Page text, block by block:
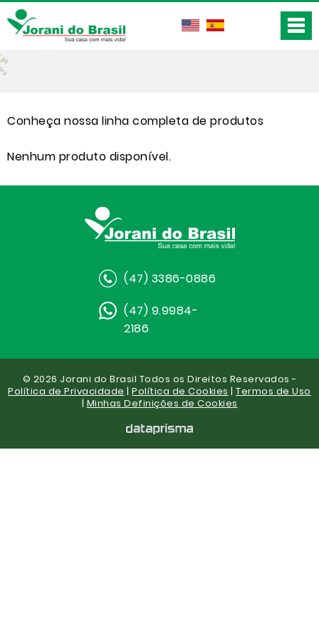
Conheça nossa linha completa de produtos
Nenhum produto disponível.
(47) 3386-0886
(47) 9.9984-
2186
© 2026 Jorani do Brasil Todos os Direitos Reservados -
Política de Privacidade |Política de Cookies |Termos de Uso
| Minhas Definições de Cookies